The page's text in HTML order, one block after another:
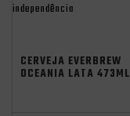
independência
CERVEJA EVERBREW
OCEANIA LATA 473ML